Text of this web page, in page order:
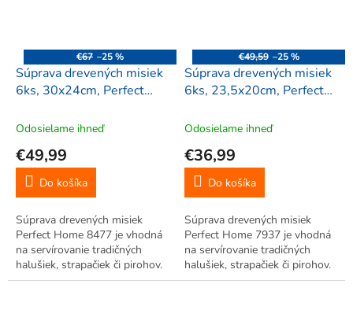
€67 –25 %
Súprava drevených misiek
6ks, 30x24cm, Perfect
Odosielame ihneď
€49,99
Do košíka
Súprava drevených misiek
Perfect Home 8477 je vhodná
na servírovanie tradičných
halušiek, strapačiek či pirohov.
Skvelo doplní každý salaš,
€49,59 –25 %
Súprava drevených misiek
6ks, 23,5x20cm, Perfect
Odosielame ihneď
€36,99
Do košíka
Súprava drevených misiek
Perfect Home 7937 je vhodná
na servírovanie tradičných
halušiek, strapačiek či pirohov.
Skvelo doplní každý salaš,